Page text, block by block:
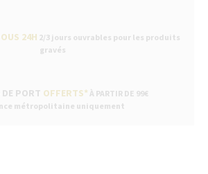
24H 2/3 jours ouvrables pour les produits
gravés
PORT OFFERTS* À PARTIR DE 99€
métropolitaine uniquement